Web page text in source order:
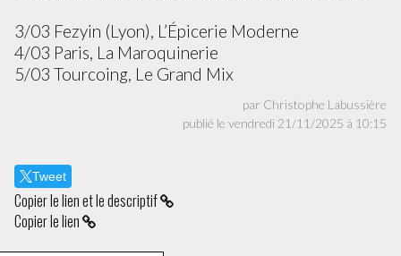
3/03 Fezyin (Lyon), L’Épicerie Moderne
4/03 Paris, La Maroquinerie
5/03 Tourcoing, Le Grand Mix
par Christophe Labussière
publié le vendredi 21/11/2025 à 10:15
Tweet
Copier le lien et le descriptif
Copier le lien